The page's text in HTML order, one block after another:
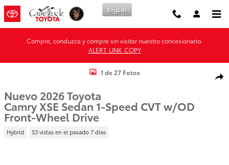
Saltar al contenido principal English
Compre, conduzca y compre sin visitar nuestro concesionario.
ALERT_LINK_COPY
New 2026 Toyota Photo 1 of 271 de 27 Fotos
Nuevo 2026 Toyota
Camry XSE Sedan 1-Speed CVT w/OD
Front-Wheel Drive
Hybrid 53 vistas en el pasado 7 días